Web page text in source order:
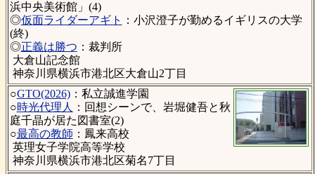
浜中央美術館」(4)
◎仮面ライダーアギト
：小沢澄子が勤めるイギリスの大学
(終)
◎正義は勝つ ：裁判所
大倉山記念館
神奈川県横浜市港北区大倉山2丁目
○GTO(2026)：私立誠進学園
○時光代理人
：回想シーンで、岩堀健吾と秋
庭千晶が居た図書室(2)
○最高の教師 ：鳳来高校
英理女子学院高等学校
神奈川県横浜市港北区菊名7丁目